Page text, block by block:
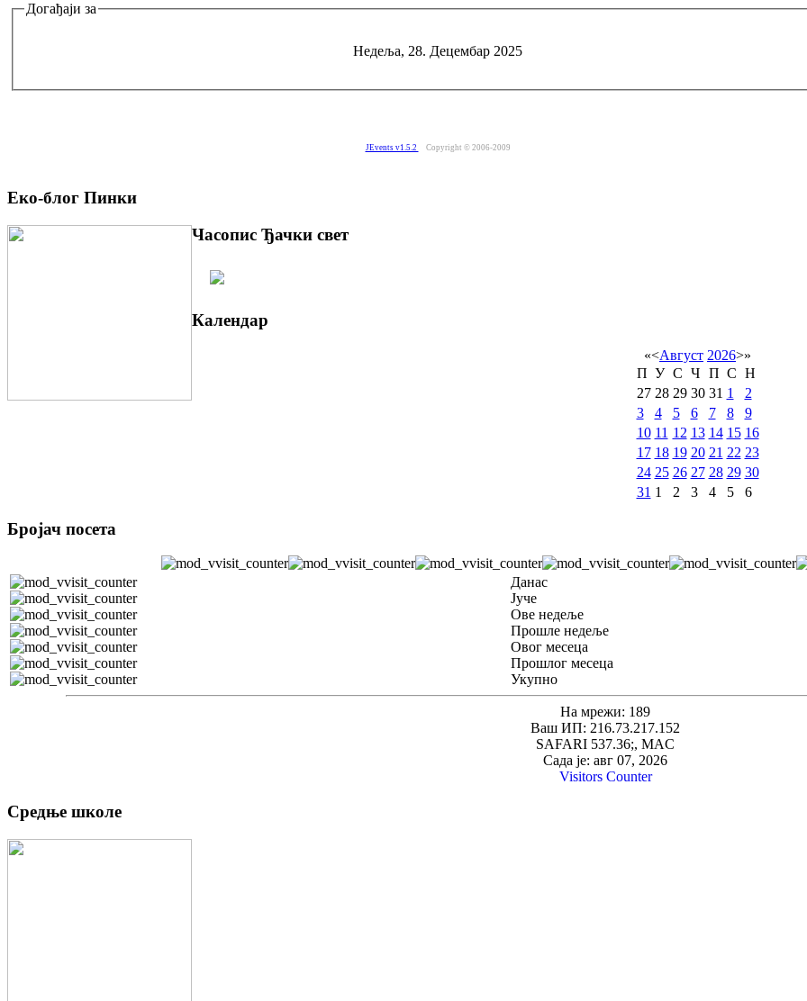
Догађаји за
Недеља, 28. Децембар 2025
JEvents v1.5.2 Copyright © 2006-2009
Еко-блог Пинки
Часопис Ђачки свет
Календар
«<Август 2026>»
П У С Ч П С Н
27 28 29 30 31 1
2
3
4 5 6 7 8
9
10 11 12 13 14 15 16
17 18 19 20 21 22 23
24 25 26 27 28 29 30
31 1 2 3 4 5 6
Бројач посета
Данас
Јуче
Ове недеље
Прошле недеље
Овог месеца
Прошлог месеца
Укупно
На мрежи: 189
Ваш ИП: 216.73.217.152
SAFARI 537.36;, MAC
Сада је: авг 07, 2026
Visitors Counter
Средње школе